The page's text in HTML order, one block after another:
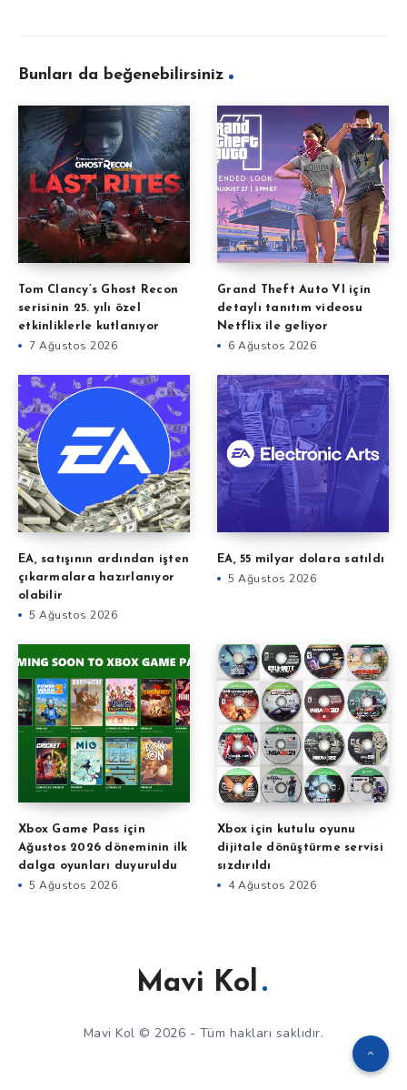
Bunları da beğenebilirsiniz
Tom Clancy’s Ghost Recon
serisinin 25. yılı özel
etkinliklerle kutlanıyor
7 Ağustos 2026
Grand Theft Auto VI için
detaylı tanıtım videosu
Netflix ile geliyor
6 Ağustos 2026
EA, satışının ardından işten
çıkarmalara hazırlanıyor
olabilir
5 Ağustos 2026
EA, 55 milyar dolara satıldı
5 Ağustos 2026
Xbox Game Pass için
Ağustos 2026 döneminin ilk
dalga oyunları duyuruldu
5 Ağustos 2026
Xbox için kutulu oyunu
dijitale dönüştürme servisi
sızdırıldı
4 Ağustos 2026
Mavi Kol
Mavi Kol © 2026 - Tüm hakları saklıdır.